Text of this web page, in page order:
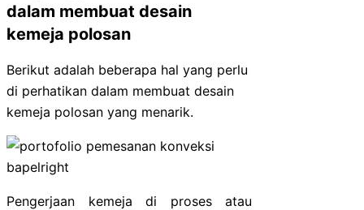
dalam membuat desain
kemeja polosan
Berikut adalah beberapa hal yang perlu
di perhatikan dalam membuat desain
kemeja polosan yang menarik.
Pengerjaan kemeja di proses atau